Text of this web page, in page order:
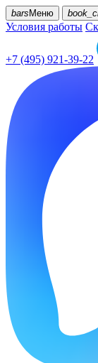
bars Меню
Условия работы
+7 (495) 921-39-22